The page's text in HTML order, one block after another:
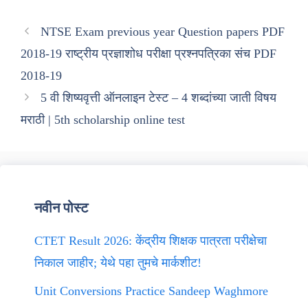
NTSE Exam previous year Question papers PDF
2018-19 राष्ट्रीय प्रज्ञाशोध परीक्षा प्रश्नपत्रिका संच PDF
2018-19
5 वी शिष्यवृत्ती ऑनलाइन टेस्ट – 4 शब्दांच्या जाती विषय
मराठी | 5th scholarship online test
नवीन पोस्ट
CTET Result 2026: केंद्रीय शिक्षक पात्रता परीक्षेचा
निकाल जाहीर; येथे पहा तुमचे मार्कशीट!
Unit Conversions Practice Sandeep Waghmore